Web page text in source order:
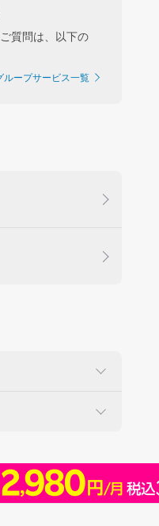
質問は、以下の
ループサービス一覧